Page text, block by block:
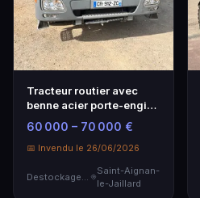
Tracteur routier avec
benne acier porte-engins
3 essieux - Nautilus
60 000 – 70 000 €
📅 Invendu le 26/06/2026
Destockage & Invendus
Saint-Aignan-
le-Jaillard